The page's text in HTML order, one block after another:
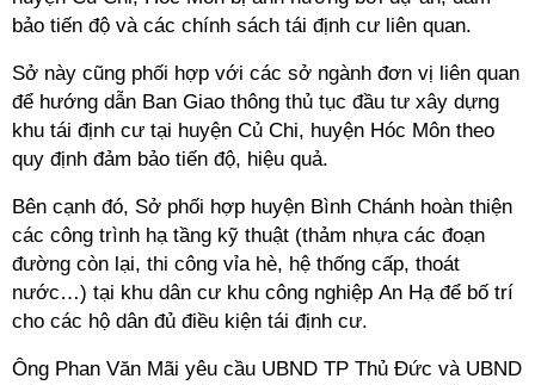
bảo tiến độ và các chính sách tái định cư liên quan.
Sở này cũng phối hợp với các sở ngành đơn vị liên quan
để hướng dẫn Ban Giao thông thủ tục đầu tư xây dựng
khu tái định cư tại huyện Củ Chi, huyện Hóc Môn theo
quy định đảm bảo tiến độ, hiệu quả.
Bên cạnh đó, Sở phối hợp huyện Bình Chánh hoàn thiện
các công trình hạ tầng kỹ thuật (thảm nhựa các đoạn
đường còn lại, thi công vỉa hè, hệ thống cấp, thoát
nước…) tại khu dân cư khu công nghiệp An Hạ để bố trí
cho các hộ dân đủ điều kiện tái định cư.
Ông Phan Văn Mãi yêu cầu UBND TP Thủ Đức và UBND